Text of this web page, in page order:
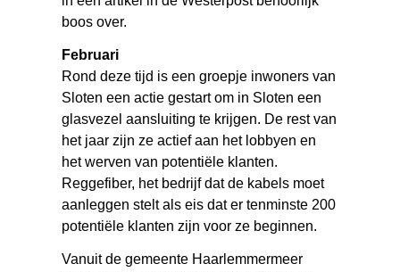
boos over.
Februari
Rond deze tijd is een groepje inwoners van
Sloten een actie gestart om in Sloten een
glasvezel aansluiting te krijgen. De rest van
het jaar zijn ze actief aan het lobbyen en
het werven van potentiële klanten.
Reggefiber, het bedrijf dat de kabels moet
aanleggen stelt als eis dat er tenminste 200
potentiële klanten zijn voor ze beginnen.
Vanuit de gemeente Haarlemmermeer